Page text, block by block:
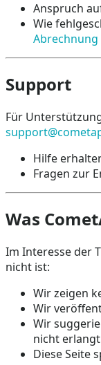
Anspruch
Wie
Support
Für
Hilfe
Fragen zur
Was
Im Interesse der
nicht ist:
Wir zeigen
Wir
Wir
nicht
Diese Seite